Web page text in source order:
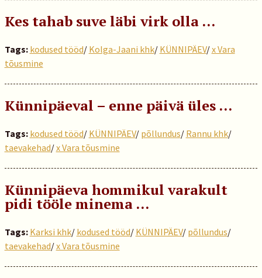
Kes tahab suve läbi virk olla …
Tags: kodused tööd/ Kolga-Jaani khk/ KÜNNIPÄEV/x Vara
tõusmine
Künnipäeval – enne päivä üles ...
Tags: kodused tööd/ KÜNNIPÄEV/ põllundus/ Rannu khk/
taevakehad/x Vara tõusmine
Künnipäeva hommikul varakult
pidi tööle minema …
Tags: Karksi khk/ kodused tööd/ KÜNNIPÄEV/ põllundus/
taevakehad/x Vara tõusmine